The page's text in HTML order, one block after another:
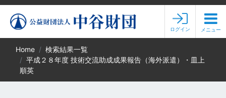
ログイン メニュー
Home
検索結果一覧
平成２８年度 技術交流助成成果報告（海外派遣）・皿上
順英